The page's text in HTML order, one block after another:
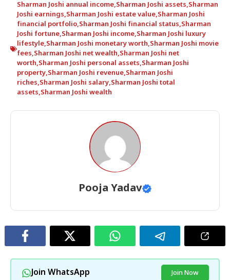
Sharman Joshi annual income,Sharman Joshi assets,Sharman
Joshi earnings,Sharman Joshi estate value,Sharman Joshi
financial portfolio,Sharman Joshi financial status,Sharman
Joshi fortune,Sharman Joshi income,Sharman Joshi luxury
lifestyle,Sharman Joshi monetary worth,Sharman Joshi movie
fees,Sharman Joshi net wealth,Sharman Joshi net
worth,Sharman Joshi personal assets,Sharman Joshi
property,Sharman Joshi revenue,Sharman Joshi
riches,Sharman Joshi salary,Sharman Joshi total
assets,Sharman Joshi wealth
Pooja Yadav
Join WhatsApp Join Now